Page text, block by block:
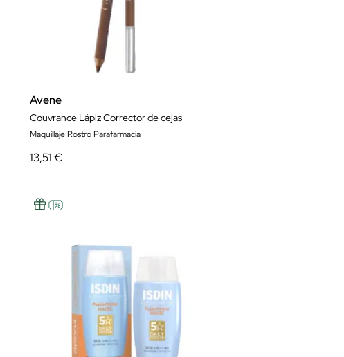
Avene
Couvrance Lápiz Corrector de cejas
Maquillaje Rostro Parafarmacia
13,51 €